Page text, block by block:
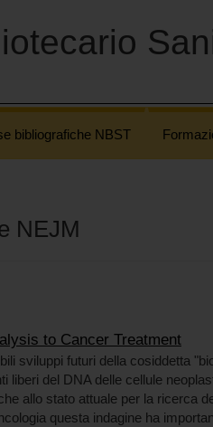
bibliografiche NBST
NEJM
to Cancer Treatment
sviluppi futuri della cosiddetta
liberi del DNA delle cellule
allo stato attuale per la ricerca
questa indagine ha